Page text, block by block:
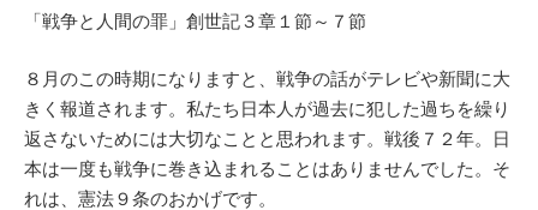
「戦争と人間の罪」創世記３章１節～７節
８月のこの時期になりますと、戦争の話がテレビや新聞に大
きく報道されます。私たち日本人が過去に犯した過ちを繰り
返さないためには大切なことと思われます。戦後７２年。日
本は一度も戦争に巻き込まれることはありませんでした。そ
れは、憲法９条のおかげです。